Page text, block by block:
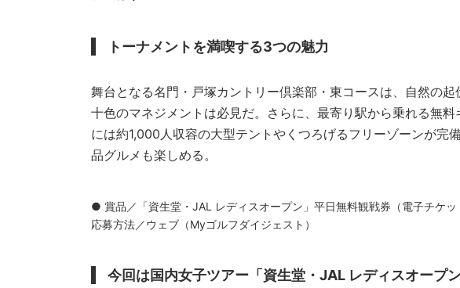
トーナメントを満喫する3つの魅力
舞台となる名門・戸塚カントリー倶楽部・東コースは、自然の
十色のマネジメントは必見だ。さらに、最寄り駅から乗れる無
には約1,000人収容の大型テントやくつろげるフリーゾーンが完
品グルメも楽しめる。
● 賞品／「資生堂・JAL レディスオープン」平日無料観戦券（電子チケ
応募方法／ウェブ（Myゴルフダイジェスト）
今回は国内女子ツアー「資生堂・JAL レディスオープ